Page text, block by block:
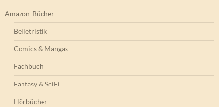
Amazon-Bücher
Belletristik
Comics & Mangas
Fachbuch
Fantasy & SciFi
Hörbücher